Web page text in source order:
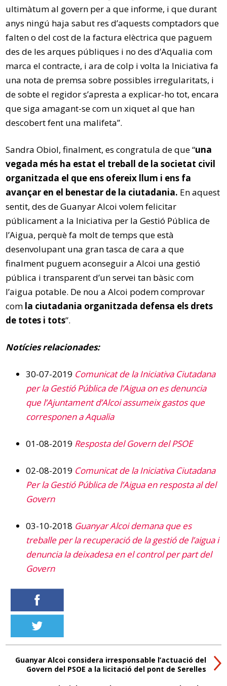
ultimàtum al govern per a que informe, i que durant
anys ningú haja sabut res d’aquests comptadors que
falten o del cost de la factura elèctrica que paguem
des de les arques públiques i no des d’Aqualia com
marca el contracte, i ara de colp i volta la Iniciativa fa
una nota de premsa sobre possibles irregularitats, i
de sobte el regidor s’apresta a explicar-ho tot, encara
que siga amagant-se com un xiquet al que han
descobert fent una malifeta”.
Sandra Obiol, finalment, es congratula de que “una
vegada més ha estat el treball de la societat civil
organitzada el que ens ofereix llum i ens fa
avançar en el benestar de la ciutadania. En aquest
sentit, des de Guanyar Alcoi volem felicitar
públicament a la Iniciativa per la Gestió Pública de
l’Aigua, perquè fa molt de temps que està
desenvolupant una gran tasca de cara a que
finalment puguem aconseguir a Alcoi una gestió
pública i transparent d’un servei tan bàsic com
l’aigua potable. De nou a Alcoi podem comprovar
com la ciutadania organitzada defensa els drets
de totes i tots”.
Notícies relacionades:
30-07-2019 Comunicat de la Iniciativa Ciutadana
per la Gestió Pública de l’Aigua on es denuncia
que l’Ajuntament d’Alcoi assumeix gastos que
corresponen a Aqualia
01-08-2019 Resposta del Govern del PSOE
02-08-2019 Comunicat de la Iniciativa Ciutadana
Per la Gestió Pública de l’Aigua en resposta al del
Govern
03-10-2018 Guanyar Alcoi demana que es
treballe per la recuperació de la gestió de l’aigua i
denuncia la deixadesa en el control per part del
Govern
Guanyar Alcoi considera irresponsable l’actuació del
Govern del PSOE a la licitació del pont de Serelles